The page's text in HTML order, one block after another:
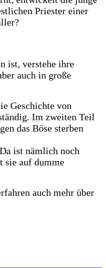
Priester einer
ist, verstehe ihre
auch in große
Geschichte von
Im zweiten Teil
das Böse sterben
ist nämlich noch
sie auf dumme
auch mehr über